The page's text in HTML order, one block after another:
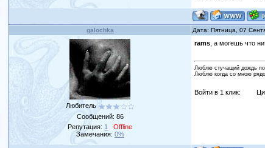
galochka Дата: Пятница, 07
Любитель
Сообщений: 86
Репутация: 1
Offline
Замечания: 0%
rams , а могешь что
Люблю стучащий дождь
Люблю когда со мною
Войти в 1 клик: